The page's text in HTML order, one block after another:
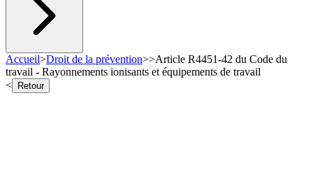
Accueil>Droit de la prévention>>Article R4451-42 du Code du
travail - Rayonnements ionisants et équipements de travail
<
Retour